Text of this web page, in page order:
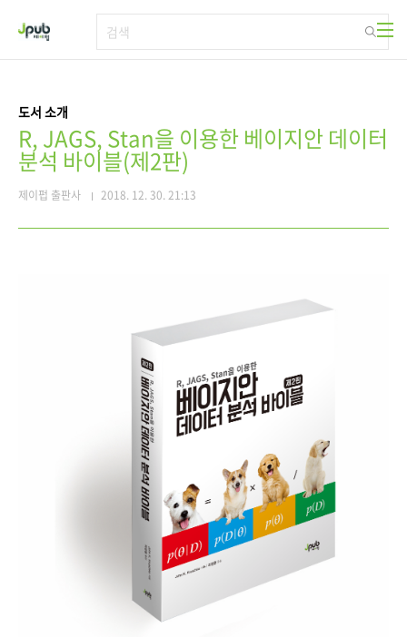
도서 소개
R, JAGS, Stan을 이용한 베이지안 데이터
분석 바이블(제2판)
제이펍 출판사 2018. 12. 30. 21:13